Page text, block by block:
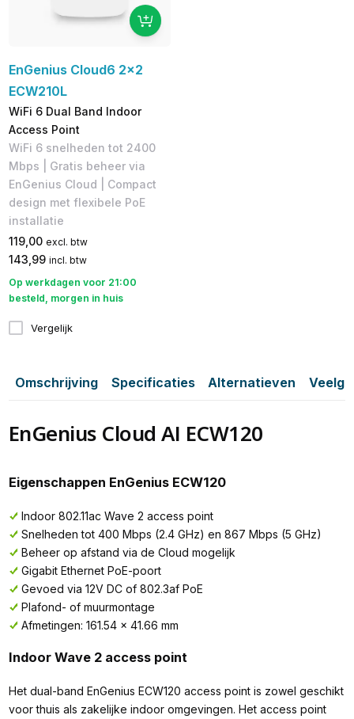
EnGenius Cloud6 2x2
ECW210L
WiFi 6 Dual Band Indoor
Access Point
WiFi 6 snelheden tot 2400
Mbps | Gratis beheer via
EnGenius Cloud | Compact
design met flexibele PoE
installatie
119,00 excl. btw
143,99 incl. btw
Op werkdagen voor 21:00
besteld, morgen in huis
Vergelijk
Omschrijving Specificaties Alternatieven
EnGenius Cloud AI ECW120
Eigenschappen EnGenius ECW120
Indoor 802.11ac Wave 2 access point
Snelheden tot 400 Mbps (2.4 GHz) en 867 Mbps (5 GHz)
Beheer op afstand via de Cloud mogelijk
Gigabit Ethernet PoE-poort
Gevoed via 12V DC of 802.3af PoE
Plafond- of muurmontage
Afmetingen: 161.54 x 41.66 mm
Indoor Wave 2 access point
Het dual-band EnGenius ECW120 access point is zowel geschikt
voor thuis als zakelijke indoor omgevingen. Het access point